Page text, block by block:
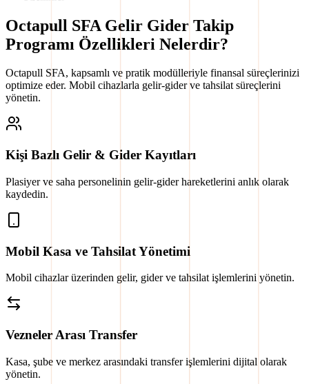
Octapull SFA Gelir Gider Takip
Programı Özellikleri Nelerdir?
Octapull SFA, kapsamlı ve pratik modülleriyle finansal süreçlerinizi
optimize eder. Mobil cihazlarla gelir-gider ve tahsilat süreçlerini
yönetin.
Kişi Bazlı Gelir & Gider Kayıtları
Plasiyer ve saha personelinin gelir-gider hareketlerini anlık olarak
kaydedin.
Mobil Kasa ve Tahsilat Yönetimi
Mobil cihazlar üzerinden gelir, gider ve tahsilat işlemlerini yönetin.
Vezneler Arası Transfer
Kasa, şube ve merkez arasındaki transfer işlemlerini dijital olarak
yönetin.